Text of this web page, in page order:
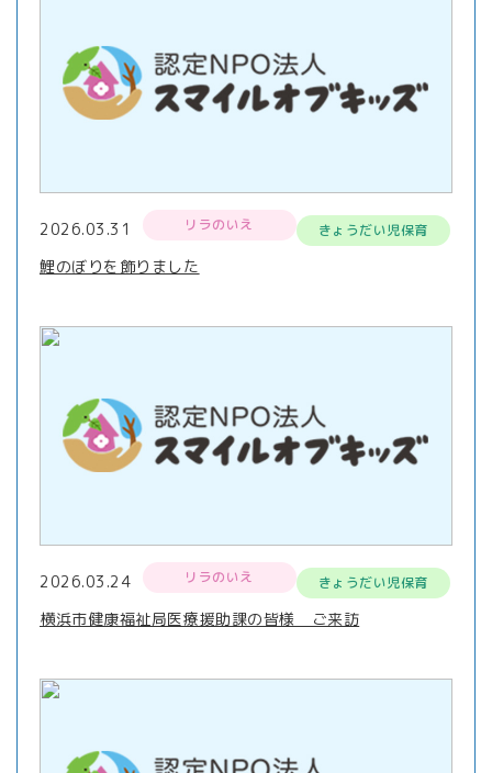
2026.03.31 リラのいえ きょうだい児保育
鯉のぼりを飾りました
2026.03.24 リラのいえ きょうだい児保育
横浜市健康福祉局医療援助課の皆様 ご来訪